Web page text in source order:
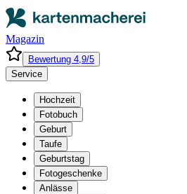
Magazin
Bewertung 4,9/5
Service
Hochzeit
Fotobuch
Geburt
Taufe
Geburtstag
Fotogeschenke
Anlässe